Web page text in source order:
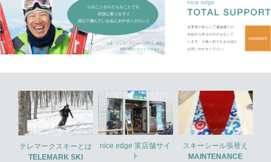
テレマークスキーとは
TELEMARK SKI
nice edge 実店舗サイ
ト
スキーシール張替え
MAINTENANCE